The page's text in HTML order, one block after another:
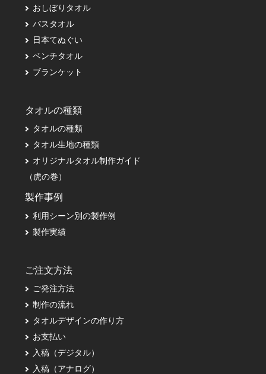
おしぼりタオル
バスタオル
日本てぬぐい
ベンチタオル
ブランケット
タオルの種類
タオルの種類
タオル生地の種類
オリジナルタオル制作ガイド
（虎の巻）
製作事例
利用シーン別の製作例
製作実績
ご注文方法
ご発注方法
制作の流れ
タオルデザインの作り方
お支払い
入稿（デジタル）
入稿（アナログ）